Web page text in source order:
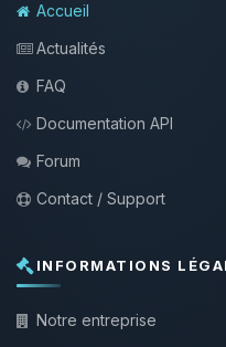
Accueil
Actualités
FAQ
Documentation API
Forum
Contact / Support
INFORMATIONS
Notre entreprise